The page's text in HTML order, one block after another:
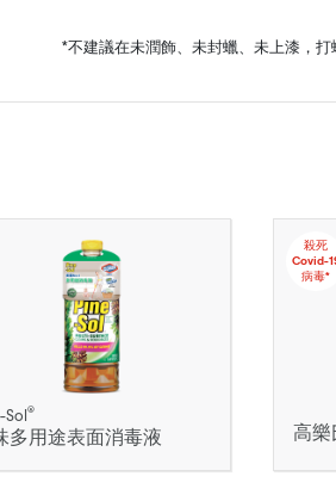
*不建議在未潤飾、未封蠟、未上漆，
Sol®
多用途表面消毒液
殺死
Covid-
病毒*
高樂